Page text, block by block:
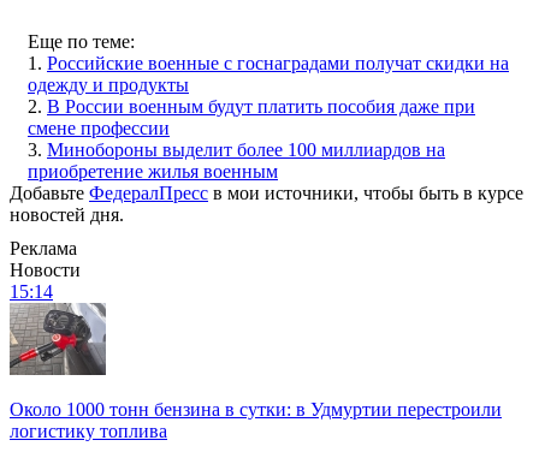
Еще по теме:
1. Российские военные с госнаградами получат скидки на
одежду и продукты
2. В России военным будут платить пособия даже при
смене профессии
3. Минобороны выделит более 100 миллиардов на
приобретение жилья военным
Добавьте ФедералПресс в мои источники, чтобы быть в курсе
новостей дня.
Реклама
Новости
15:14
Около 1000 тонн бензина в сутки: в Удмуртии перестроили
логистику топлива